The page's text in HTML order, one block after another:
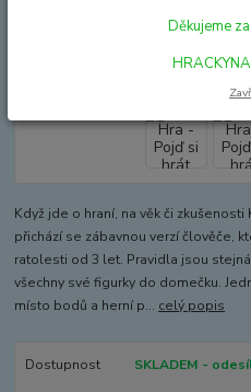
Dino Hra - Pojď
Když jde o hraní, na věk či
přichází se zábavnou verzí člověče,
ratolesti od 3 let. Pravidla jsou
všechny své figurky do domečku.
místo bodů a herní p... celý popis
Dostupnost SKLADEM -
Děkujeme